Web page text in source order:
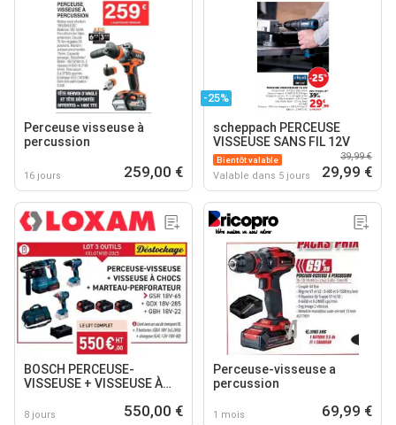
Perceuse visseuse à
percussion
16 jours 259,00 €
-25%
scheppach PERCEUSE
VISSEUSE SANS FIL 12V
Bientôt valable
Valable dans 5 jours
39,99 €
29,99 €
BOSCH PERCEUSE-
VISSEUSE + VISSEUSE À
PERFORATEUR
8 jours 550,00 €
Perceuse-visseuse a
percussion
1 mois 69,99 €